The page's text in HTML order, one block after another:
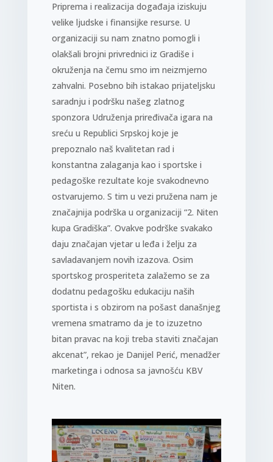
Priprema i realizacija događaja iziskuju
velike ljudske i finansijke resurse. U
organizaciji su nam znatno pomogli i
olakšali brojni privrednici iz Gradiše i
okruženja na čemu smo im neizmjerno
zahvalni. Posebno bih istakao prijateljsku
saradnju i podršku našeg zlatnog
sponzora Udruženja priređivača igara na
sreću u Republici Srpskoj koje je
prepoznalo naš kvalitetan rad i
konstantna zalaganja kao i sportske i
pedagoške rezultate koje svakodnevno
ostvarujemo. S tim u vezi pružena nam je
značajnija podrška u organizaciji “2. Niten
kupa Gradiška”. Ovakve podrške svakako
daju značajan vjetar u leđa i želju za
savladavanjem novih izazova. Osim
sportskog prosperiteta zalažemo se za
dodatnu pedagošku edukaciju naših
sportista i s obzirom na pošast današnjeg
vremena smatramo da je to izuzetno
bitan pravac na koji treba staviti značajan
akcenat”, rekao je Danijel Perić, menadžer
marketinga i odnosa sa javnošću KBV
Niten.